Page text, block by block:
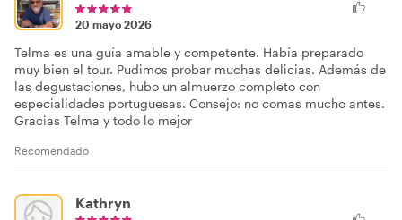
20 mayo 2026
Telma es una guía amable y competente. Había preparado
muy bien el tour. Pudimos probar muchas delicias. Además de
las degustaciones, hubo un almuerzo completo con
especialidades portuguesas. Consejo: no comas mucho antes.
Gracias Telma y todo lo mejor
Recomendado
Kathryn